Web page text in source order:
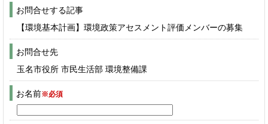
お問合せする記事
【環境基本計画】環境政策アセスメント評価メンバーの募集
お問合せ先
玉名市役所 市民生活部 環境整備課
お名前※必須